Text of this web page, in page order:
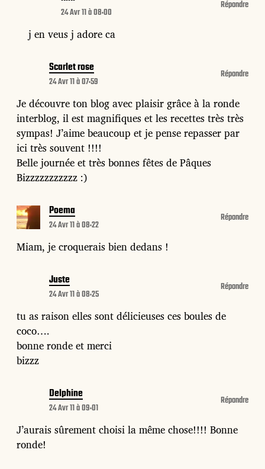
24 Avr 11 à 08:00
j en veus j adore ca
Répondre
Scarlet rose
24 Avr 11 à 07:59
Je découvre ton blog avec plaisir grâce à la ronde
interblog, il est magnifiques et les recettes très très
sympas! J’aime beaucoup et je pense repasser par
ici très souvent !!!!
Belle journée et très bonnes fêtes de Pâques
Bizzzzzzzzzzz :)
Répondre
Poema
24 Avr 11 à 08:22
Miam, je croquerais bien dedans !
Répondre
Juste
24 Avr 11 à 08:25
tu as raison elles sont délicieuses ces boules de
coco….
bonne ronde et merci
bizzz
Répondre
Delphine
24 Avr 11 à 09:01
J’aurais sûrement choisi la même chose!!!! Bonne
ronde!
Répondre